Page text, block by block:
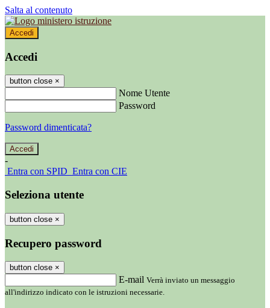
Salta al contenuto
Accedi
Accedi
button close ×
Nome Utente
Password
Password dimenticata?
-
Entra con SPID Entra con CIE
Seleziona utente
button close ×
Recupero password
button close ×
E-mail Verrà inviato un messaggio
all'indirizzo indicato con le istruzioni necessarie.